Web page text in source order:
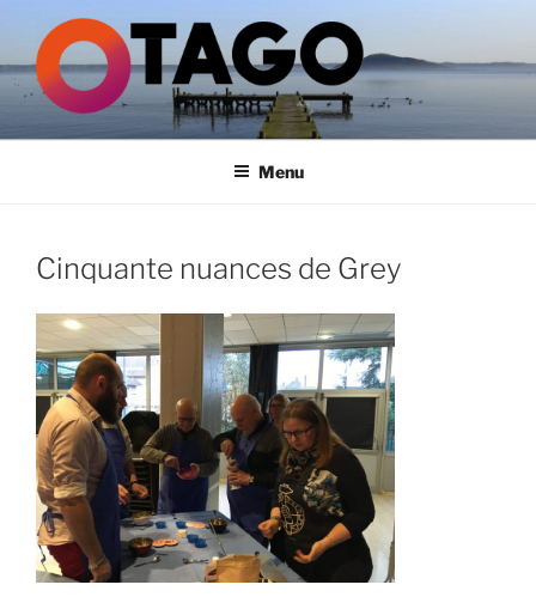
contenu
principal
GROUPE OTAGO
Menu
Cinquante nuances de Grey